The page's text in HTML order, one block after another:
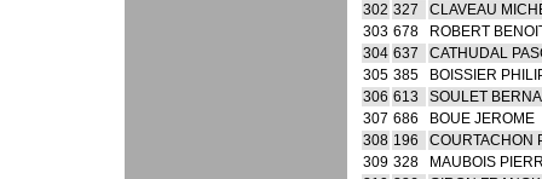
302 327
CLAVEAU
303 678
ROBERT
304 637
CATHUDAL
305 385
BOISSIER
306 613
SOULET
307 686
BOUE JEROME
308 196
COURTACHON
309 328
MAUBOIS